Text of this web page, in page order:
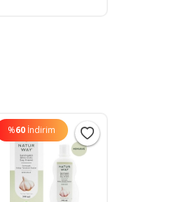
%60 İndirim